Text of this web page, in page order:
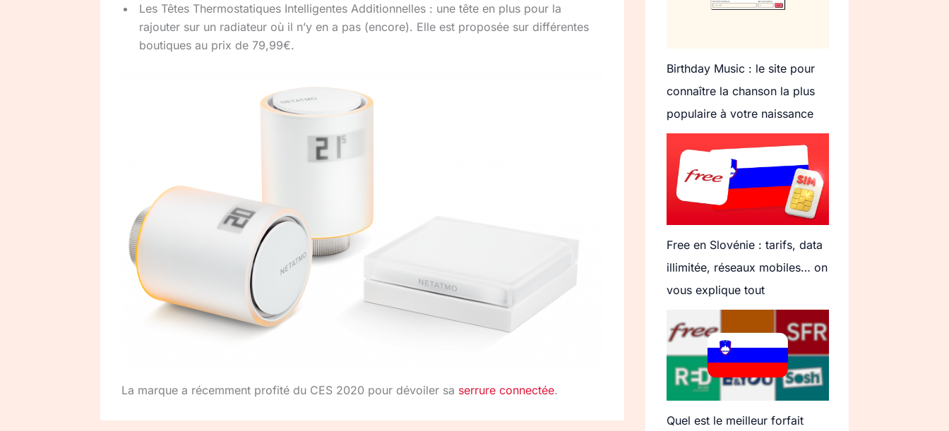
Les Têtes Thermostatiques Intelligentes Additionnelles : une tête en plus pour la
rajouter sur un radiateur où il n’y en a pas (encore). Elle est proposée sur différentes
boutiques au prix de 79,99€.
La marque a récemment profité du CES 2020 pour dévoiler sa serrure connectée.
Birthday Music : le site pour
connaître la chanson la plus
populaire à votre naissance
Free en Slovénie : tarifs, data
illimitée, réseaux mobiles… on
vous explique tout
Quel est le meilleur forfait